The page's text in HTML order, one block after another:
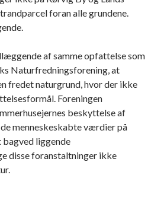
foran alle grundene.
af samme opfattelse som
Naturfredningsforening, at
fredet naturgrund, hvor der ikke
Foreningen
beskyttelse af
menneskeskabte værdier på
bagved liggende
disse foranstaltninger ikke